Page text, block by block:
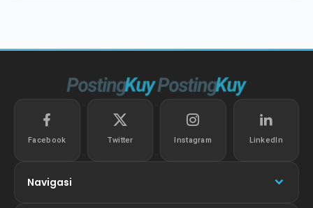
Facebook Twitter Instagram LinkedIn
Navigasi